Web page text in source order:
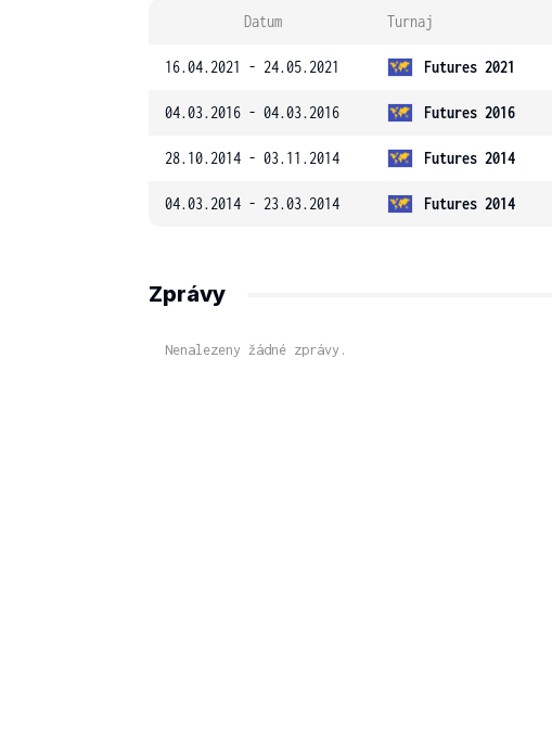
Datum Turnaj
16.04.2021 - 24.05.2021 Futures 2021
04.03.2016 - 04.03.2016 Futures 2016
28.10.2014 - 03.11.2014 Futures 2014
04.03.2014 - 23.03.2014 Futures 2014
Zprávy
Nenalezeny žádné zprávy.